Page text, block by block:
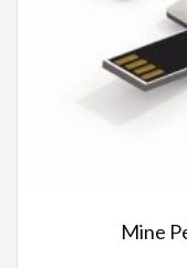
Mine